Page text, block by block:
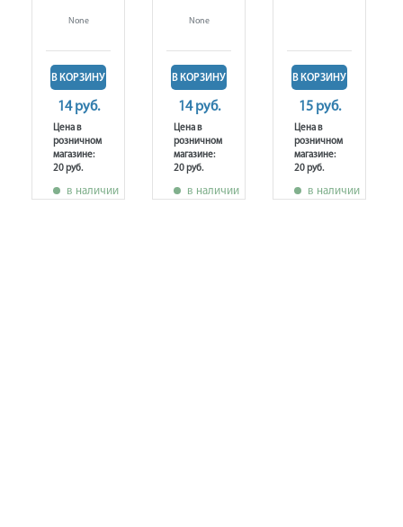
None
В КОРЗИНУ
14 руб.
Цена в
розничном
магазине:
20 руб.
в наличии
None
В КОРЗИНУ
14 руб.
Цена в
розничном
магазине:
20 руб.
в наличии
В КОРЗИНУ
15 руб.
Цена в
розничном
магазине:
20 руб.
в наличии